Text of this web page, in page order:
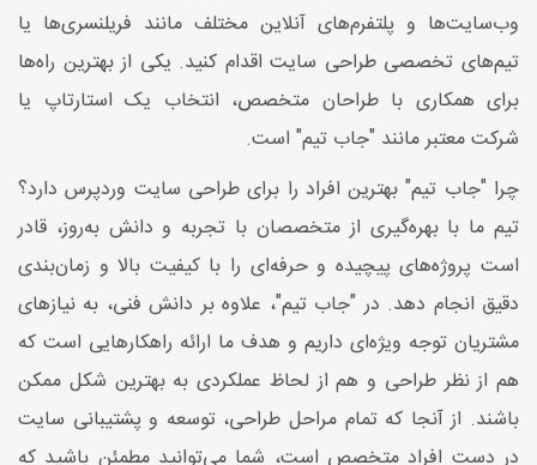
وب‌سایت‌ها و پلتفرم‌های آنلاین مختلف مانند فریلنسری‌ها یا
تیم‌های تخصصی طراحی سایت اقدام کنید. یکی از بهترین راه‌ها
برای همکاری با طراحان متخصص، انتخاب یک استارتاپ یا
شرکت معتبر مانند "جاب تیم" است.
چرا "جاب تیم" بهترین افراد را برای طراحی سایت وردپرس دارد؟
تیم ما با بهره‌گیری از متخصصان با تجربه و دانش‌ به‌روز، قادر
است پروژه‌های پیچیده و حرفه‌ای را با کیفیت بالا و زمان‌بندی
دقیق انجام دهد. در "جاب تیم"، علاوه بر دانش فنی، به نیازهای
مشتریان توجه ویژه‌ای داریم و هدف ما ارائه راهکارهایی است که
هم از نظر طراحی و هم از لحاظ عملکردی به بهترین شکل ممکن
باشند. از آنجا که تمام مراحل طراحی، توسعه و پشتیبانی سایت
در دست افراد متخصص است، شما می‌توانید مطمئن باشید که